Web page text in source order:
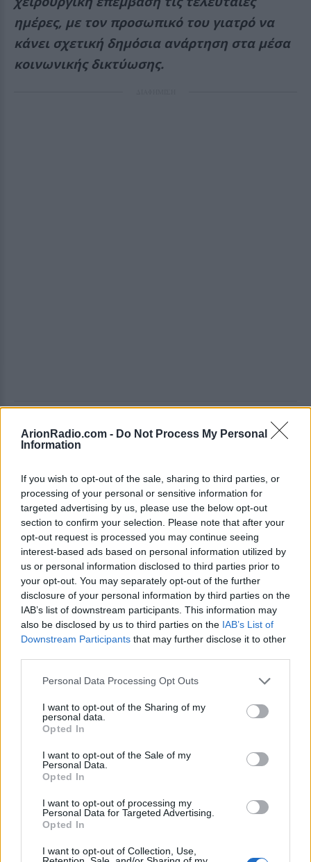
ArionRadio.com - Do Not Process My Personal
Information
If you wish to opt-out of the sale, sharing to third parties, or
processing of your personal or sensitive information for
targeted advertising by us, please use the below opt-out
section to confirm your selection. Please note that after your
opt-out request is processed you may continue seeing
interest-based ads based on personal information utilized by
us or personal information disclosed to third parties prior to
your opt-out. You may separately opt-out of the further
disclosure of your personal information by third parties on the
IAB’s list of downstream participants. This information may
also be disclosed by us to third parties on the IAB’s List of
Downstream Participants that may further disclose it to other
Personal Data Processing Opt Outs
I want to opt-out of the Sharing of my
personal data.
Opted In
I want to opt-out of the Sale of my
Personal Data.
Opted In
I want to opt-out of processing my
Personal Data for Targeted Advertising.
Opted In
I want to opt-out of Collection, Use,
ημέρες, με τον προσωπικό του γιατρό να
κάνει σχετική δημόσια ανάρτηση στα μέσα
κοινωνικής δικτύωσης.
Ο χειρουργός
Στράτος Κουρουμπάς
ευχαρίστησε δημοσίως τον γνωστό
ομαλά και η πορεία της υγείας του ήταν
εξαιρετική.
ΟΑντώνης Ρέμοςνοσηλεύτηκε για λίγα 24ωρα
σε ιδιωτική κλινική των νοτίων προαστίων,
όπου υποβλήθηκε σε επέμβαση στην κοιλιακή
χώρα.
Η ανάρτηση του χειρουργού
«Σε ευχαριστώ θερμά για την εμπιστοσύνη
σου. Χαίρομαι ιδιαίτερα που όλα πήγαν κατ'
ευχήν και που η πορεία σου εξελίχθηκε
όταν τραγουδάς. Ένα μεγάλο ευχαριστώ στην
εξαιρετική ομάδα μας που βοήθησε ώστε όλα
να κυλήσουν άψογα: τον κ.Γιώργο
Αγιομαμίτη
Πηνελόπη Κούκη, και τον παθολόγο μας κ.